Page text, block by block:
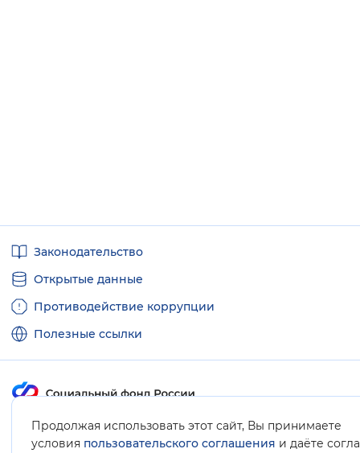
Продолжая использовать этот сайт, Вы принимаете
условия пользовательского соглашения и даёте
ссылкиЗаконодательство
Открытые данные
Противодействие коррупции
Полезные ссылки
Карта сайта